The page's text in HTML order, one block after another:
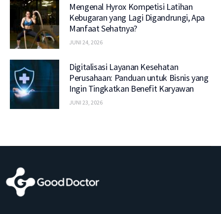
Mengenal Hyrox Kompetisi Latihan
Kebugaran yang Lagi Digandrungi, Apa
Manfaat Sehatnya?
JUNI 24, 2026
Digitalisasi Layanan Kesehatan
Perusahaan: Panduan untuk Bisnis yang
Ingin Tingkatkan Benefit Karyawan
JUNI 23, 2026